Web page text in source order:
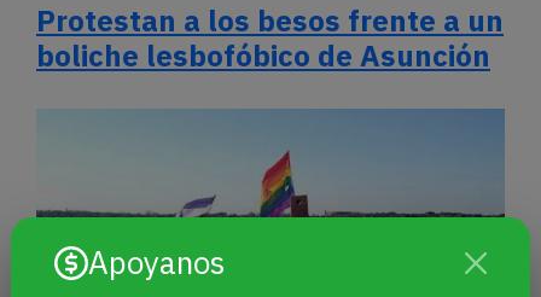
Apoyanos
Protestan a los besos frente a un
boliche lesbofóbico de Asunción